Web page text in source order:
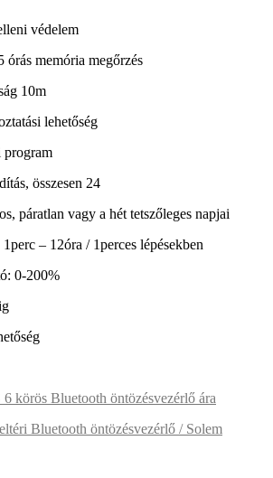
védelem
órás memória megőrzés
10m
lehetőség
program
összesen 24
páratlan vagy a hét tetszőleges napjai
– 12óra / 1perces lépésekben
0-200%
körös Bluetooth öntözésvezérlő ára
Bluetooth öntözésvezérlő / Solem